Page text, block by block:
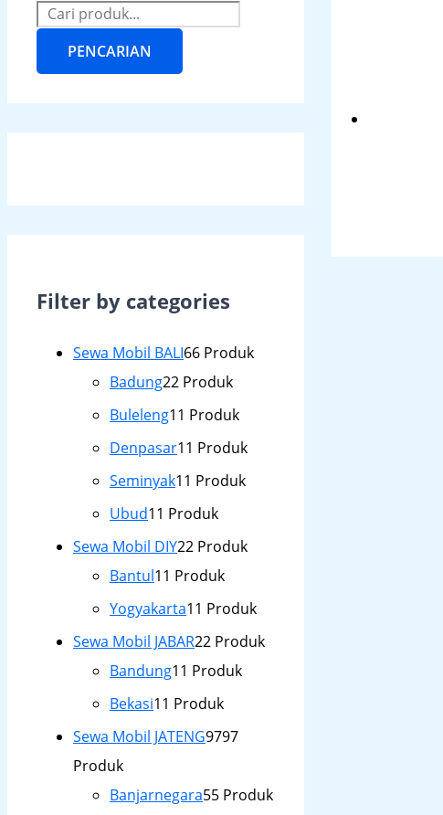
PENCARIAN
Filter by categories
Sewa Mobil BALI66 Produk
Badung22 Produk
Buleleng11 Produk
Denpasar11 Produk
Seminyak11 Produk
Ubud11 Produk
Sewa Mobil DIY22 Produk
Bantul11 Produk
Yogyakarta11 Produk
Sewa Mobil JABAR22 Produk
Bandung11 Produk
Bekasi11 Produk
Sewa Mobil JATENG9797
Produk
Banjarnegara55 Produk